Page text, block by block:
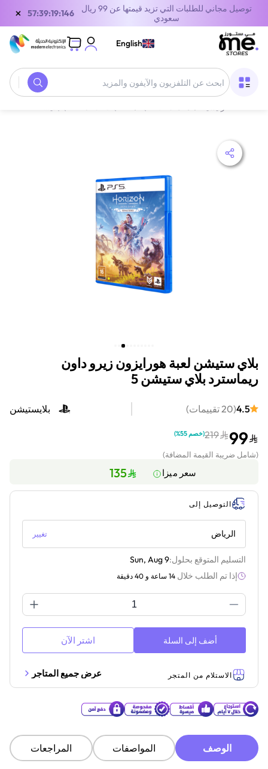
توصيل مجاني للطلبات التي تزيد قيمتها عن 99 ريال
سعودي
57:39:19:146
×
English
بلاي ستيشن لعبة هورايزون زيرو داون
ريماسترد بلاي ستيشن 5
4.5
(
20تقييمات) بلايستيشن
99
219
(خصم 55% )
(شامل ضريبة القيمة المضافة)
سعر ميزا 135
التوصيل إلى
الرياض تغيير
التسليم المتوقع بحلول:Sun, Aug 9
إذا تم الطلب خلال 14 ساعة و 40 دقيقة
أضف إلى السلة اشتر الآن
الاستلام من المتجر عرض جميع المتاجر
الوصف المواصفات المراجعات